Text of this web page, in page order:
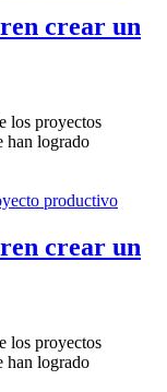
crear un
los proyectos
han logrado
crear un
los proyectos
han logrado